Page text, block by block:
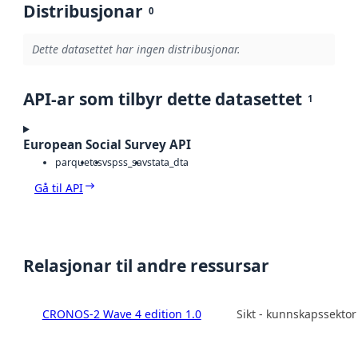
Distribusjonar 0
Dette datasettet har ingen distribusjonar.
API-ar som tilbyr dette datasettet 1
European Social Survey API
parquetcsvspss_savstata_dta
Gå til API
Relasjonar til andre ressursar
CRONOS-2 Wave 4 edition 1.0 Sikt -